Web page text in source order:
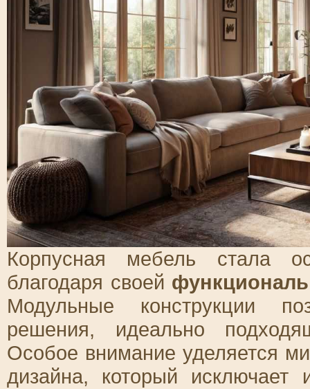
Корпусная мебель стала
благодаря своей
Модульные конструкции
решения, идеально
Особое внимание уделяется
дизайна, который исключает